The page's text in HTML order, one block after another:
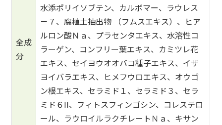
全成
分
水添ポリイソブテン、カルボマー、ラウレス
－７、腐植土抽出物 （フムスエキス）、ヒア
ルロン酸Ｎａ、プラセンタエキス、水溶性コ
ラーゲン、コンフリー葉エキス、カミツレ花
エキス、セイヨウオオバコ種子エキス、イザ
ヨイバラエキス、ヒメフウロエキス、オウゴ
ン根エキス、セラミド１、セラミド３、セラ
ミド６II、フィトスフィンゴシン、コレステロ
ール、ラウロイルラクチレートＮａ、キサン